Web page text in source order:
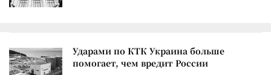
Ударами по КТК Украина больше
помогает, чем вредит России